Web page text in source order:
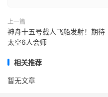
上一篇
神舟十五号载人飞船发射！期待
太空6人会师
相关推荐
暂无文章